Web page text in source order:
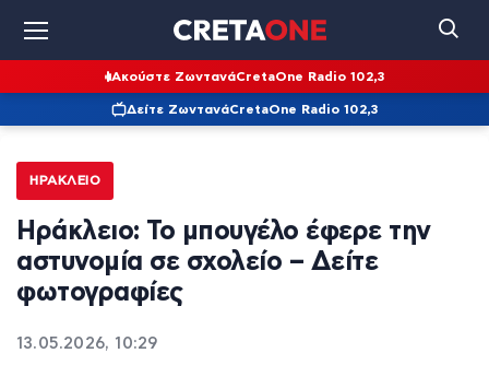
Ακούστε ΖωντανάCretaOne Radio 102,3
Δείτε ΖωντανάCretaOne Radio 102,3
ΗΡΆΚΛΕΙΟ
Ηράκλειο: Το μπουγέλο έφερε την
αστυνομία σε σχολείο – Δείτε
φωτογραφίες
13.05.2026, 10:29